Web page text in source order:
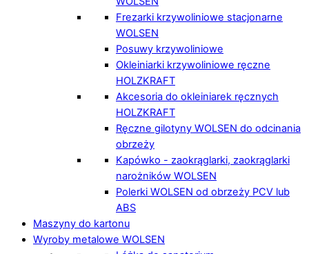
Frezarki krzywoliniowe stacjonarne
WOLSEN
Posuwy krzywoliniowe
Okleiniarki krzywoliniowe ręczne
HOLZKRAFT
Akcesoria do okleiniarek ręcznych
HOLZKRAFT
Ręczne gilotyny WOLSEN do odcinania
obrzeży
Kapówko - zaokrąglarki, zaokrąglarki
narożników WOLSEN
Polerki WOLSEN od obrzeży PCV lub
ABS
Maszyny do kartonu
Wyroby metalowe WOLSEN